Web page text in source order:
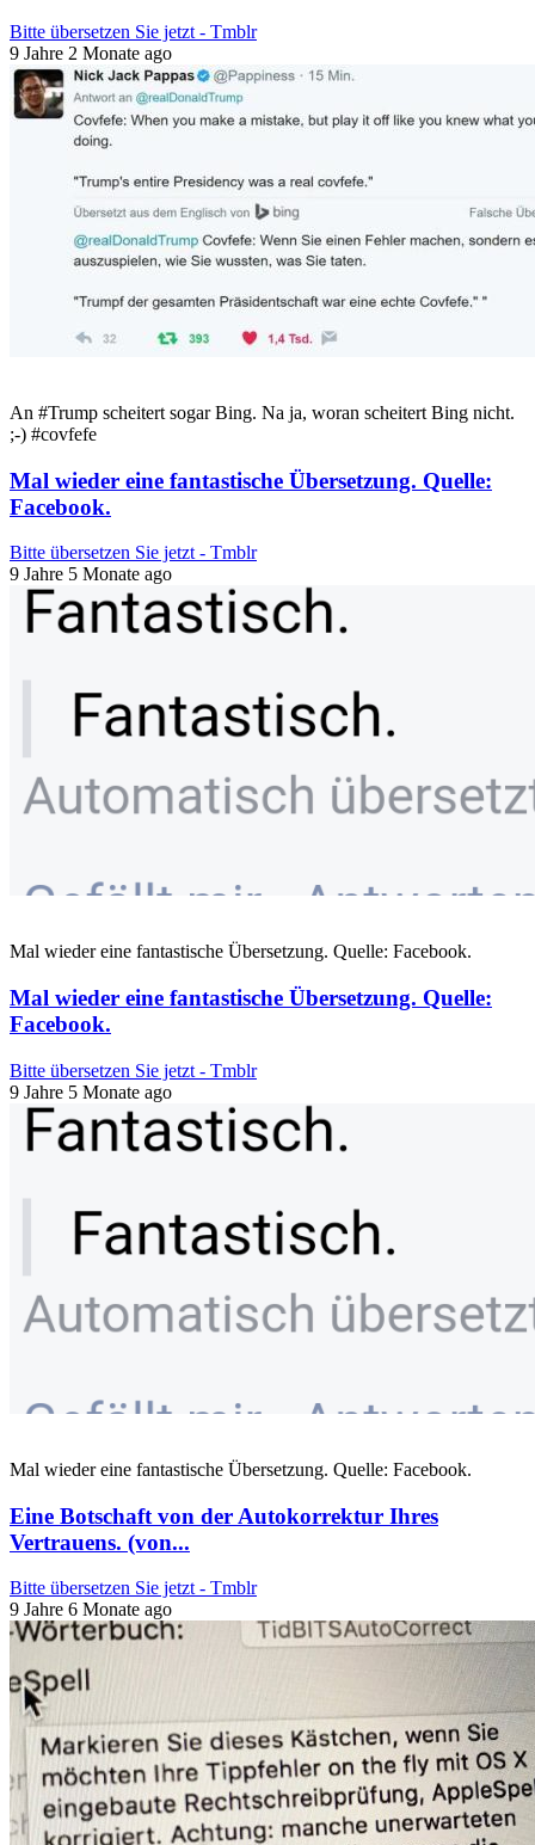
Bitte übersetzen Sie jetzt - Tmblr
9 Jahre 2 Monate ago
An #Trump scheitert sogar Bing. Na ja, woran scheitert Bing nicht.
;-) #covfefe
Mal wieder eine fantastische Übersetzung. Quelle:
Facebook.
Bitte übersetzen Sie jetzt - Tmblr
9 Jahre 5 Monate ago
Mal wieder eine fantastische Übersetzung. Quelle: Facebook.
Mal wieder eine fantastische Übersetzung. Quelle:
Facebook.
Bitte übersetzen Sie jetzt - Tmblr
9 Jahre 5 Monate ago
Mal wieder eine fantastische Übersetzung. Quelle: Facebook.
Eine Botschaft von der Autokorrektur Ihres
Vertrauens. (von...
Bitte übersetzen Sie jetzt - Tmblr
9 Jahre 6 Monate ago